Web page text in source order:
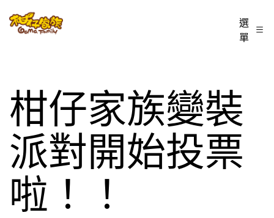
至
內
容
柑
族
BLOG
選
單
柑仔家族變裝
派對開始投票
啦！！